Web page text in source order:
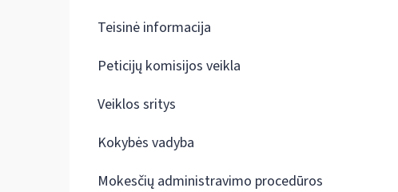
Teisinė informacija
Peticijų komisijos veikla
Veiklos sritys
Kokybės vadyba
Mokesčių administravimo procedūros